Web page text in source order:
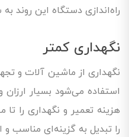
راه‌اندازی دستگاه این روند
نگهداری کمتر
نگهداری از ماشین آلات و
استفاده می‌شود بسیار
هزینه تعمیر و نگهداری را
را تبدیل به گزینه‌ای مناسب